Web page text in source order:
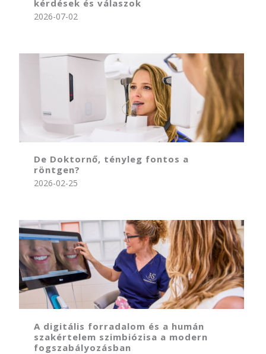
kérdések és válaszok
2026-07-02
De Doktornő, tényleg fontos a
röntgen?
2026-02-25
A digitális forradalom és a humán
szakértelem szimbiózisa a modern
fogszabályozásban